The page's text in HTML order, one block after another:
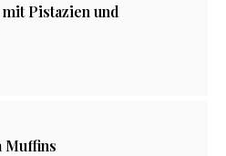
Pistazien und
Muffins